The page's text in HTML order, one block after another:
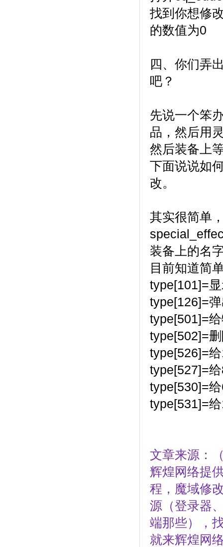
找到你想修
的数值为0
四、你们弄
吧？
先说一个笨
品，然后用
然后装备上
下面说说如
改。
其实很简单
装备上的名
目前知道简
type[101]=
type[126]=
type[501]=
type[502]=
type[526]=
type[527]=
type[530]=
type[531]=
文章来源：
辉煌网络提
程，魔域修
源（登录器
端那些），
就来辉煌网